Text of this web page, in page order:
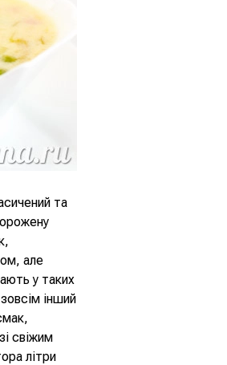
та
але
у таких
інший
свіжим
літри